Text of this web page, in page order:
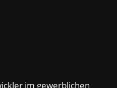
im gewerblichen